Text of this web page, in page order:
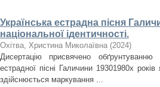
Українська естрадна пісня
національної ідентичності.
Охітва, Христина Миколаївна (2024)
Дисертацію присвячено обґрунтуванню
естрадної пісні Галичини 1930­1980­х
здійснюється маркування ...